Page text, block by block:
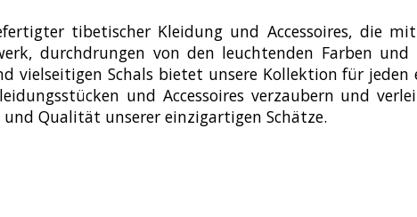
tibetischer Kleidung und Accessoires, die
durchdrungen von den leuchtenden Farben
Schals bietet unsere Kollektion für jeden
und Accessoires verzaubern und
Qualität unserer einzigartigen Schätze.